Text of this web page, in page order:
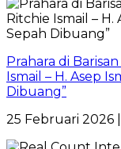
Prahara di
Ismail – H. Asep
Dibuang”
25 Februari 2026